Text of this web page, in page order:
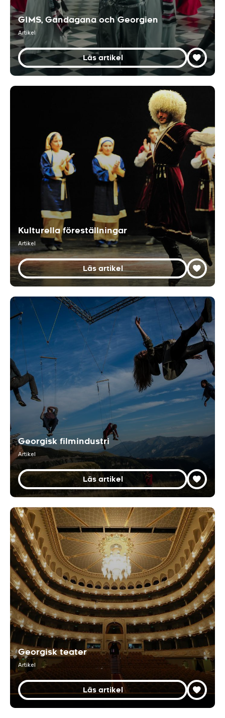
GIMS, Gandagana och Georgien
Artikel
Läs artikel
Kulturella föreställningar
Artikel
Läs artikel
Georgisk filmindustri
Artikel
Läs artikel
Georgisk teater
Artikel
Läs artikel